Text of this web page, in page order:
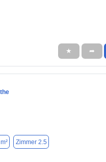
★ ➦
Zimmer 2.5